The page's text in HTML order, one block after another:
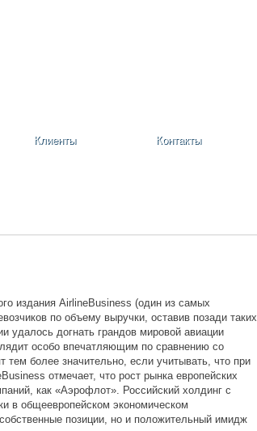
Клиенты Контакты
издания AirlineBusiness (один из самых
по объему выручки, оставив позади таких
удалось догнать грандов мировой авиации
особо впечатляющим по сравнению со
более значительно, если учитывать, что при
отмечает, что рост рынка европейских
как «Аэрофлот». Российский холдинг с
в общеевропейском экономическом
позиции, но и положительный имидж